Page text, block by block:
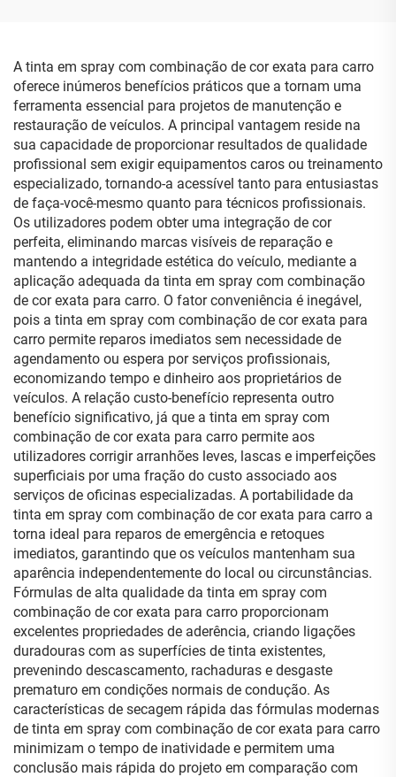
A tinta em spray com combinação de cor exata para carro
oferece inúmeros benefícios práticos que a tornam uma
ferramenta essencial para projetos de manutenção e
restauração de veículos. A principal vantagem reside na
sua capacidade de proporcionar resultados de qualidade
profissional sem exigir equipamentos caros ou treinamento
especializado, tornando-a acessível tanto para entusiastas
de faça-você-mesmo quanto para técnicos profissionais.
Os utilizadores podem obter uma integração de cor
perfeita, eliminando marcas visíveis de reparação e
mantendo a integridade estética do veículo, mediante a
aplicação adequada da tinta em spray com combinação
de cor exata para carro. O fator conveniência é inegável,
pois a tinta em spray com combinação de cor exata para
carro permite reparos imediatos sem necessidade de
agendamento ou espera por serviços profissionais,
economizando tempo e dinheiro aos proprietários de
veículos. A relação custo-benefício representa outro
benefício significativo, já que a tinta em spray com
combinação de cor exata para carro permite aos
utilizadores corrigir arranhões leves, lascas e imperfeições
superficiais por uma fração do custo associado aos
serviços de oficinas especializadas. A portabilidade da
tinta em spray com combinação de cor exata para carro a
torna ideal para reparos de emergência e retoques
imediatos, garantindo que os veículos mantenham sua
aparência independentemente do local ou circunstâncias.
Fórmulas de alta qualidade da tinta em spray com
combinação de cor exata para carro proporcionam
excelentes propriedades de aderência, criando ligações
duradouras com as superfícies de tinta existentes,
prevenindo descascamento, rachaduras e desgaste
prematuro em condições normais de condução. As
características de secagem rápida das fórmulas modernas
de tinta em spray com combinação de cor exata para carro
minimizam o tempo de inatividade e permitem uma
conclusão mais rápida do projeto em comparação com